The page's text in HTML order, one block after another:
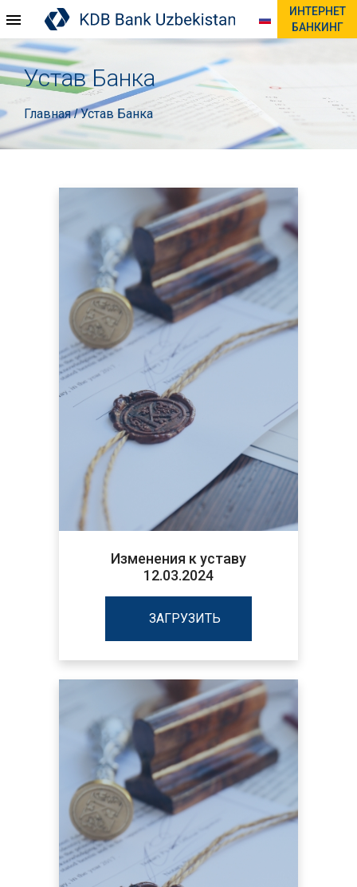
ИНТЕРНЕТ
БАНКИНГ
Устав Банка
Главная/Устав Банка
Изменения к уставу
12.03.2024
ЗАГРУЗИТЬ